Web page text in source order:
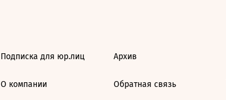
Подписка для юр.лиц
О компании
Архив
Обратная связь